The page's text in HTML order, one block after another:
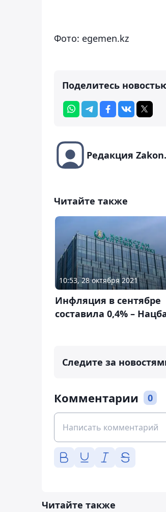
Фото: egemen.kz
Поделитесь
Редакция
Читайте также
10:53, 28 октября 2021
Инфляция в сентябре
составила 0,4% –
Следите за
Комментарии 0
Читайте также